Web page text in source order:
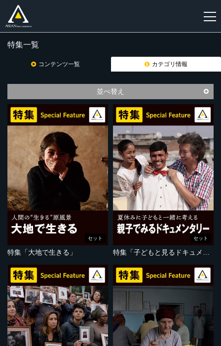
登
特集一覧
コンテンツ一覧 カテゴリ情報
並べ替え
セット
特集「大地で生きる」
セット